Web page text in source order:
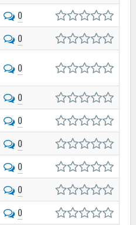
0
0
0
0
0
0
0
0
0